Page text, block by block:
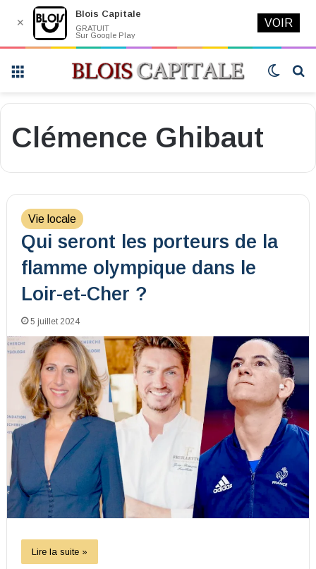
Switch
Clémence Ghibaut
Vie locale
Qui seront les porteurs de la
flamme olympique dans le
Loir-et-Cher ?
5 juillet 2024
Lire la suite »
✕
Blois Capitale
GRATUIT
Sur Google Play
VOIR